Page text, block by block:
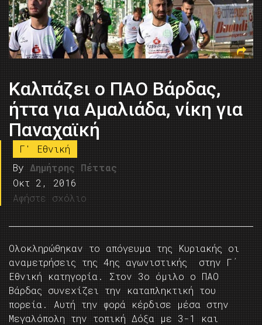
Καλπάζει ο ΠΑΟ Βάρδας,
ήττα για Αμαλιάδα, νίκη για
Παναχαϊκή
Γ' Εθνική
By Δημήτρης Πέττας
Οκτ 2, 2016
Αφήστε σχόλιο
Ολοκληρώθηκαν το απόγευμα της Κυριακής οι
αναμετρήσεις της 4ης αγωνιστικής στην Γ΄
Εθνική κατηγορία. Στον 3ο όμιλο ο ΠΑΟ
Βάρδας συνεχίζει την καταπληκτική του
πορεία. Αυτή την φορά κέρδισε μέσα στην
Μεγαλόπολη την τοπική Δόξα με 3-1 και